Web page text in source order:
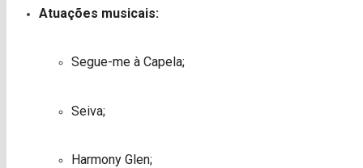
Atuações musicais:
Segue-me à Capela;
Seiva;
Harmony Glen;